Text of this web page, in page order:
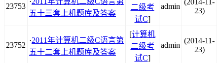
23753
五十三套上机题库及答案
二级考
试C]
admin
(2014-11-
23)
23752
·2011年计算机二级C语言第
五十二套上机题库及答案
[计算机
二级考
试C]
admin
(2014-11-
23)